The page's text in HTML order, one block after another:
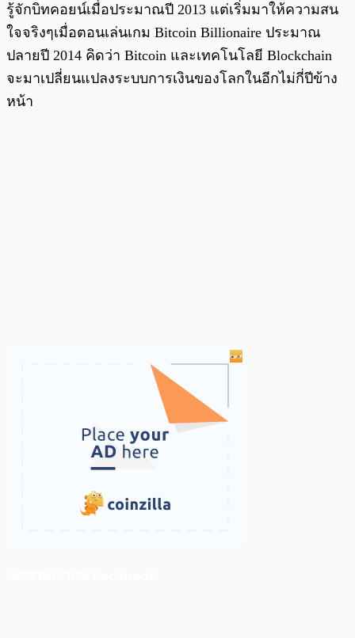
รู้จักบิทคอยน์เมื่อประมาณปี 2013 แต่เริ่มมาให้ความสน
ใจจริงๆเมื่อตอนเล่นเกม Bitcoin Billionaire ประมาณ
ปลายปี 2014 คิดว่า Bitcoin และเทคโนโลยี Blockchain
จะมาเปลี่ยนแปลงระบบการเงินของโลกในอีกไม่กี่ปีข้าง
หน้า